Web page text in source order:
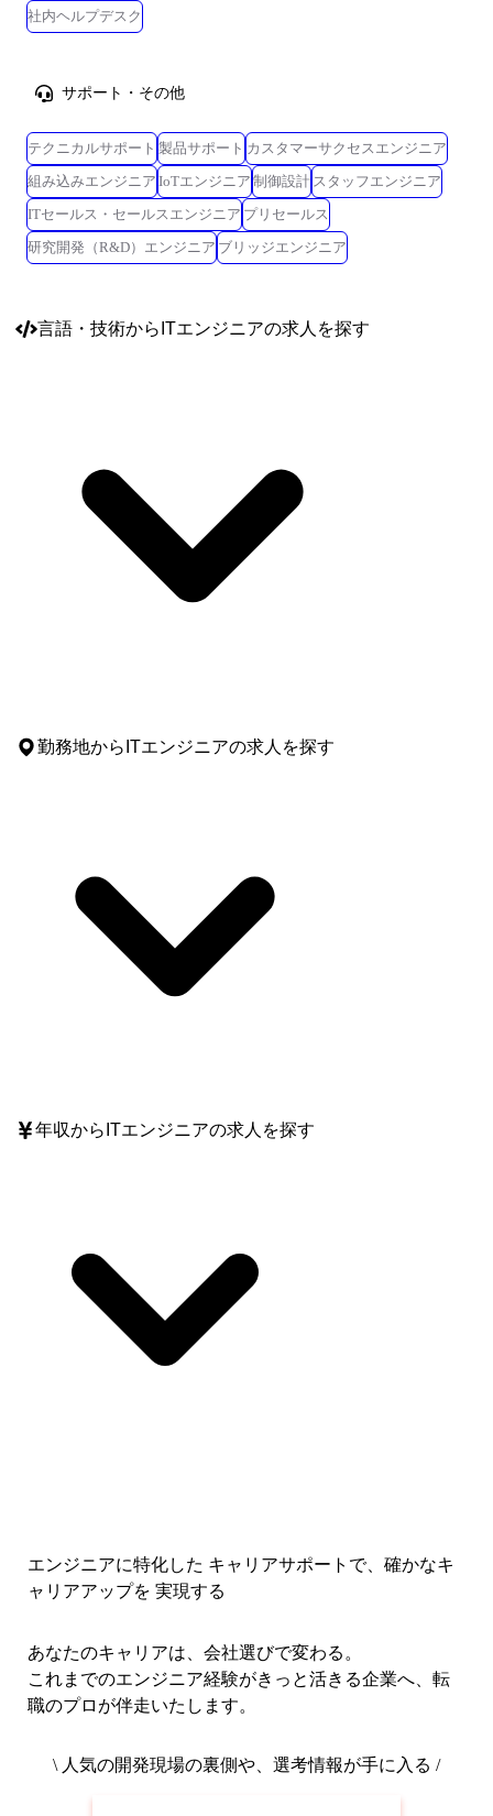
社内ヘルプデスク
サポート・その他
テクニカルサポート 製品サポート カスタマーサクセスエンジニア
組み込みエンジニア IoTエンジニア 制御設計 スタッフエンジニア
ITセールス・セールスエンジニア プリセールス
研究開発（R&D）エンジニア ブリッジエンジニア
言語・技術からITエンジニアの求人を探す
勤務地からITエンジニアの求人を探す
年収からITエンジニアの求人を探す
エンジニアに特化した キャリアサポートで、 確かなキ
ャリアアップを 実現する
あなたのキャリアは、会社選びで変わる。
これまでのエンジニア経験がきっと活きる企業へ、転
職のプロが伴走いたします。
\ 人気の開発現場の裏側や、選考情報が手に入る /